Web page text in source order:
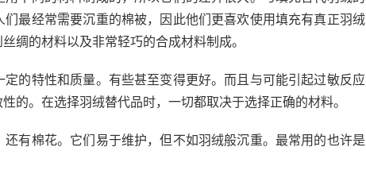
最经常需要沉重的棉被，因此他们更喜欢使用填充有真正羽绒
绸的材料以及非常轻巧的合成材料制成。
的特性和质量。有些甚至变得更好。而且与可能引起过敏反应
的。在选择羽绒替代品时，一切都取决于选择正确的材料。
有棉花。它们易于维护，但不如羽绒般沉重。最常用的也许是